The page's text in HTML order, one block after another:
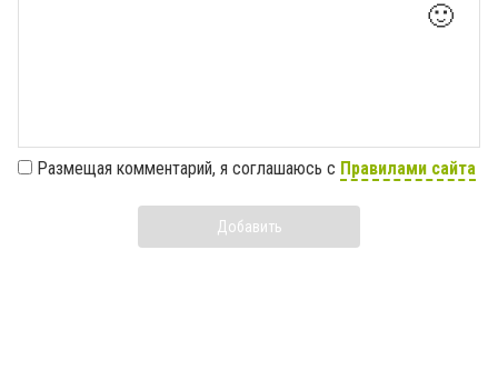
🙂
Размещая комментарий, я соглашаюсь с Правилами сайта
Добавить